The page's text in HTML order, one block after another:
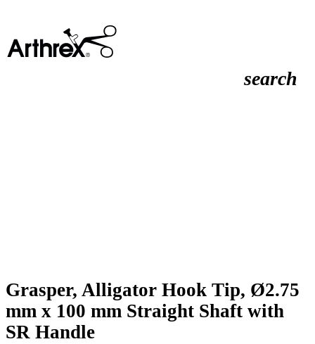
search
Grasper, Alligator Hook Tip, Ø2.75
mm x 100 mm Straight Shaft with
SR Handle